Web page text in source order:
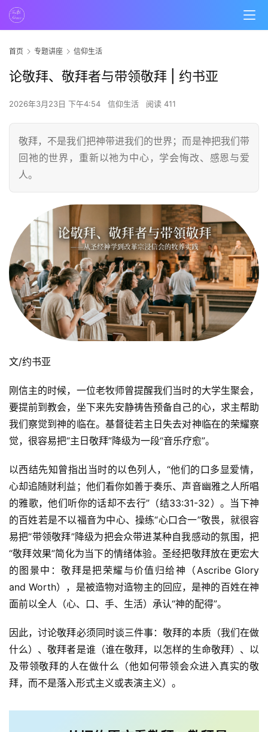
首页 专题讲座 信仰生活
论敬拜、敬拜者与带领敬拜 | 约书亚
2026年3月23日 下午4:54 信仰生活 阅读 411
敬拜，不是我们把神带进我们的世界；而是神把我们带
回祂的世界，重新以祂为中心，学会悔改、感恩与爱
人。
文/约书亚
刚信主的时候，一位老牧师曾提醒我们当时的大学生聚会，
要提前到教会，坐下来先安静祷告预备自己的心，求主帮助
我们察觉到神的临在。基督徒若主日失去对神临在的荣耀察
觉，很容易把“主日敬拜”降级为一段“音乐疗愈”。
以西结先知曾指出当时的以色列人，“他们的口多显爱情，
心却追随财利益；他们看你如善于奏乐、声音幽雅之人所唱
的雅歌，他们听你的话却不去行”（结33:31-32）。当下神
的百姓若是不以福音为中心、操练“心口合一”敬畏，就很容
易把“带领敬拜”降级为把会众带进某种自我感动的氛围，把
“敬拜效果”简化为当下的情绪体验。圣经把敬拜放在更宏大
的图景中：敬拜是把荣耀与价值归给神（Ascribe Glory
and Worth），是被造物对造物主的回应，是神的百姓在神
面前以全人（心、口、手、生活）承认“神的配得”。
因此，讨论敬拜必须同时谈三件事：敬拜的本质（我们在做
什么）、敬拜者是谁（谁在敬拜，以怎样的生命敬拜）、以
及带领敬拜的人在做什么（他如何带领会众进入真实的敬
拜，而不是落入形式主义或表演主义）。